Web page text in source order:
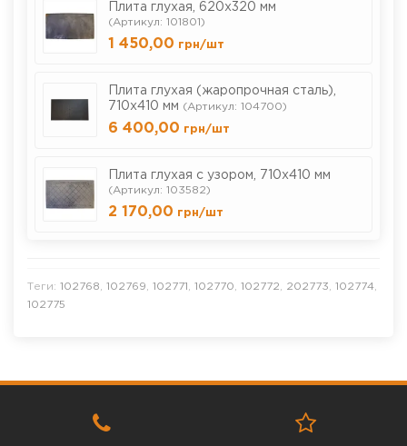
Плита глухая, 620х320 мм
(Артикул: 101801)
1 450,00 грн/шт
Плита глухая (жаропрочная сталь),
710х410 мм (Артикул: 104700)
6 400,00 грн/шт
Плита глухая с узором, 710х410 мм
(Артикул: 103582)
2 170,00 грн/шт
Теги: 102768 102769 102771 102770 102772 202773 102774
102775